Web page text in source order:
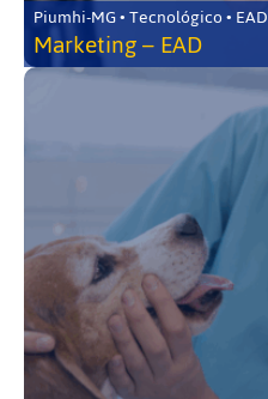
Piumhi-MG • Tecnológico • EAD
Marketing – EAD